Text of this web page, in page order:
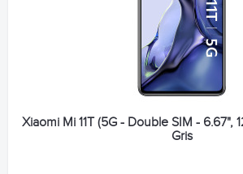
Xiaomi Mi 11T (5G - Double SIM - 6.67",
Gris